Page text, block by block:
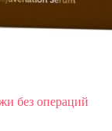
без операций